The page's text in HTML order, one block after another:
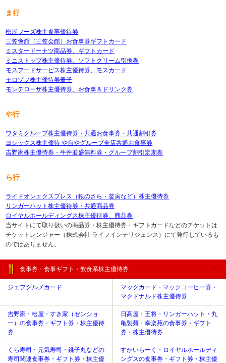
ま行
松屋フーズ株主食事優待券
三笠會舘（三笠会館）お食事券ギフトカード
ミスタードーナツ商品券、ギフトカード
ミニストップ株主優待券、ソフトクリーム引換券
モスフードサービス株主優待券、モスカード
モロゾフ株主優待券冊子
モンテローザ株主優待券、お食事＆ドリンク券
や行
ワタミグループ株主優待券・共通お食事券・共通割引券
ヨシックス株主優待 や台やグループ全店共通お食事券
吉野家株主優待券・牛丼並盛無料券・グループ割引定期券
ら行
ライドオンエクスプレス（銀のさら・釜寅など）株主優待券
リンガーハット株主優待券・共通商品券
ロイヤルホールディングス株主優待券、商品券
当サイトにて取り扱いの商品券・株主優待券・ギフトカードなどのチケットは
チケットレンジャー（株式会社 ライフインテリジェンス）にて発行しているも
のではありません。
食事券・食事ギフト・飲食系株主優待券
ジェフグルメカード
マックカード・マックコーヒー券・
マクドナルド株主優待券
吉野家・松屋・すき家（ゼンショ
ー）の食事券・ギフト券・株主優待
券
日高屋・王将・リンガーハット・丸
亀製麺・幸楽苑の食事券・ギフト
券・株主優待券
くら寿司・元気寿司・銚子丸などの
寿司関連食事券・ギフト券・株主優
すかいらーく・ロイヤルホールディ
ングスの食事券・ギフト券・株主優